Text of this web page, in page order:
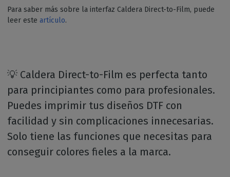
Para saber más sobre la interfaz Caldera Direct-to-Film, puede
leer este artículo.
💡 Caldera Direct-to-Film es perfecta tanto
para principiantes como para profesionales.
Puedes imprimir tus diseños DTF con
facilidad y sin complicaciones innecesarias.
Solo tiene las funciones que necesitas para
conseguir colores fieles a la marca.